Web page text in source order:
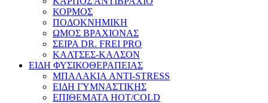
ΚΟΡΜΟΣ
ΠΟΔΟΚΝΗΜΙΚΗ
ΩΜΟΣ ΒΡΑΧΙΟΝΑΣ
ΣΕΙΡΑ DR. FREI PRO
ΚΑΛΤΣΕΣ-ΚΑΛΣΟΝ
ΕΙΔΗ ΦΥΣΙΚΟΘΕΡΑΠΕΙΑΣ
ΜΠΑΛΑΚΙΑ ANTI-STRESS
ΕΙΔΗ ΓΥΜΝΑΣΤΙΚΗΣ
ΕΠΙΘΕΜΑΤΑ HOT/COLD